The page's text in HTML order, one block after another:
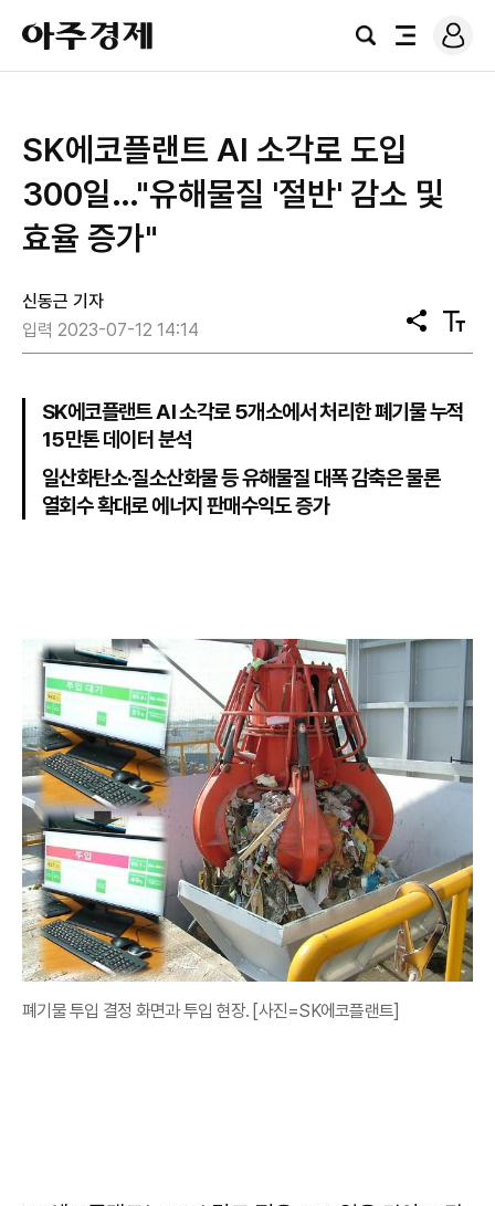
아
주
경
검
전
로
그
​SK에코플랜트 AI 소각로 도입
300일…"유해물질 '절반' 감소 및
효율 증가"
신동근 기자
입력 2023-07-12 14:14
공
유
텍
스
기
SK에코플랜트 AI 소각로 5개소에서 처리한 폐기물 누적
15만톤 데이터 분석
일산화탄소·질소산화물 등 유해물질 대폭 감축은 물론
열회수 확대로 에너지 판매수익도 증가
폐기물 투입 결정 화면과 투입 현장. [사진=SK에코플랜트]